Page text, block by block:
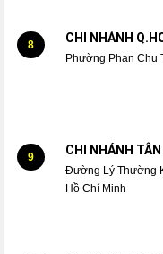
8 CHI NHÁNH
Phường Phan Chu
9 CHI NHÁNH TÂN
Đường Lý Thường
Hồ Chí Minh